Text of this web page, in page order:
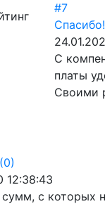
#7
Спасибо!
С
платы
Своими
(0)
12:38:43
с которых